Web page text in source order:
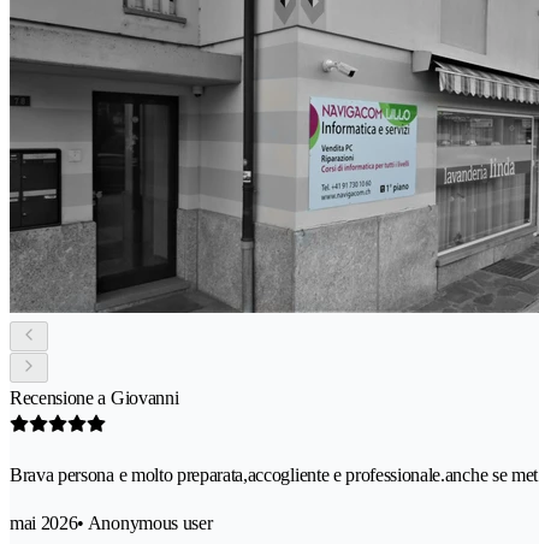
Recensione a Giovanni
Brava persona e molto preparata,accogliente e professionale.anche
mai 2026• Anonymous user